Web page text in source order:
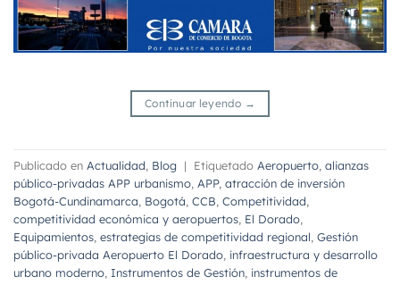
Continuar leyendo →
Publicado en Actualidad Blog | Etiquetado Aeropuerto alianzas
público-privadas APP urbanismo APP, atracción de inversión
Bogotá-Cundinamarca Bogotá CCB Competitividad
competitividad económica y aeropuertos El Dorado
Equipamientos estrategias de competitividad regional Gestión
público-privada Aeropuerto El Dorado infraestructura y desarrollo
urbano moderno Instrumentos de Gestión instrumentos de